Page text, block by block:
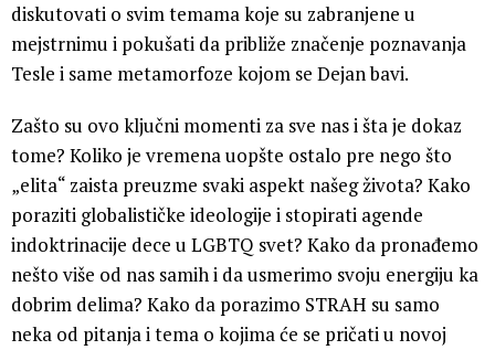
diskutovati o svim temama koje su zabranjene u
mejstrnimu i pokušati da približe značenje poznavanja
Tesle i same metamorfoze kojom se Dejan bavi.
Zašto su ovo ključni momenti za sve nas i šta je dokaz
tome? Koliko je vremena uopšte ostalo pre nego što
„elita“ zaista preuzme svaki aspekt našeg života? Kako
poraziti globalističke ideologije i stopirati agende
indoktrinacije dece u LGBTQ svet? Kako da pronađemo
nešto više od nas samih i da usmerimo svoju energiju ka
dobrim delima? Kako da porazimo STRAH su samo
neka od pitanja i tema o kojima će se pričati u novoj